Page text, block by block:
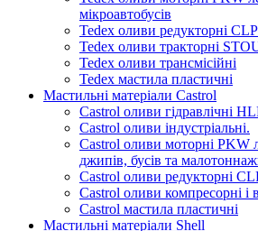
мікроавтобусів
Tedex оливи редукторні CLP
Tedex оливи тракторні
Tedex оливи трансмісійні
Tedex мастила пластичні
Мастильні матеріали Castrol
Castrol оливи гідравлічні
Castrol оливи індустріальні.
Castrol оливи моторні PKW
джипів, бусів та
Castrol оливи редукторні
Castrol оливи компресорні і
Castrol мастила пластичні
Мастильні матеріали Shell